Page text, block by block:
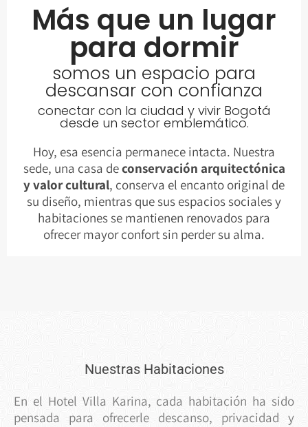
Más que un lugar
para dormir
somos un espacio para
descansar con confianza
conectar con la ciudad y vivir Bogotá
desde un sector emblemático.
Hoy, esa esencia permanece intacta. Nuestra
sede, una casa deconservación arquitectónica
y valor cultural, conserva el encanto original de
su diseño, mientras que sus espacios sociales y
habitaciones se mantienen renovados para
ofrecer mayor confort sin perder su alma.
Nuestras Habitaciones
En el Hotel Villa Karina, cada habitación ha sido
pensada para ofrecerle descanso, privacidad y